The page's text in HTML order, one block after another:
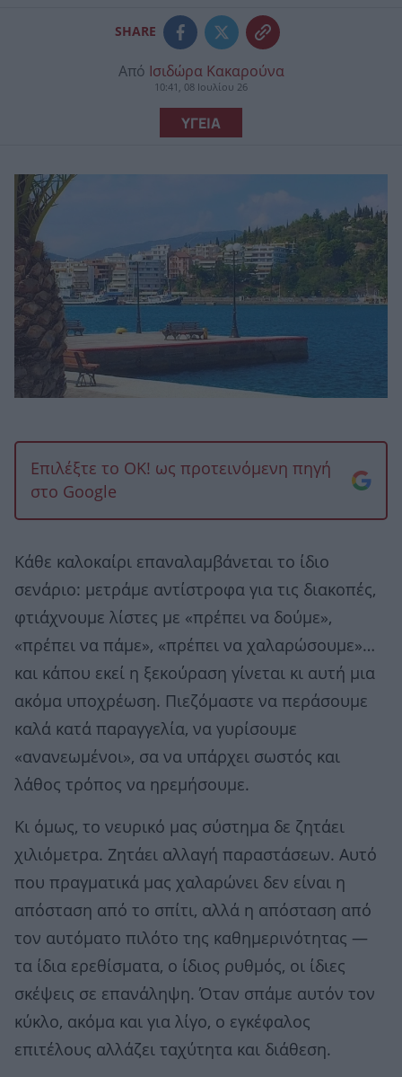
SHARE
Από Ισιδώρα Κακαρούνα
10:41, 08 Ιουλίου 26
ΥΓΕΙΑ
Επιλέξτε το OK! ως προτεινόμενη πηγή
στο Google
Κάθε καλοκαίρι επαναλαμβάνεται το ίδιο
σενάριο: μετράμε αντίστροφα για τις διακοπές,
φτιάχνουμε λίστες με «πρέπει να δούμε»,
«πρέπει να πάμε», «πρέπει να χαλαρώσουμε»…
και κάπου εκεί η ξεκούραση γίνεται κι αυτή μια
ακόμα υποχρέωση. Πιεζόμαστε να περάσουμε
καλά κατά παραγγελία, να γυρίσουμε
«ανανεωμένοι», σα να υπάρχει σωστός και
λάθος τρόπος να ηρεμήσουμε.
Κι όμως, το νευρικό μας σύστημα δε ζητάει
χιλιόμετρα. Ζητάει αλλαγή παραστάσεων. Αυτό
που πραγματικά μας χαλαρώνει δεν είναι η
απόσταση από το σπίτι, αλλά η απόσταση από
τον αυτόματο πιλότο της καθημερινότητας —
τα ίδια ερεθίσματα, ο ίδιος ρυθμός, οι ίδιες
σκέψεις σε επανάληψη. Όταν σπάμε αυτόν τον
κύκλο, ακόμα και για λίγο, ο εγκέφαλος
επιτέλους αλλάζει ταχύτητα και διάθεση.